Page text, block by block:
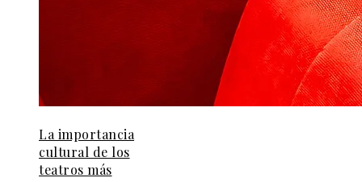
La importancia
cultural de los
teatros más